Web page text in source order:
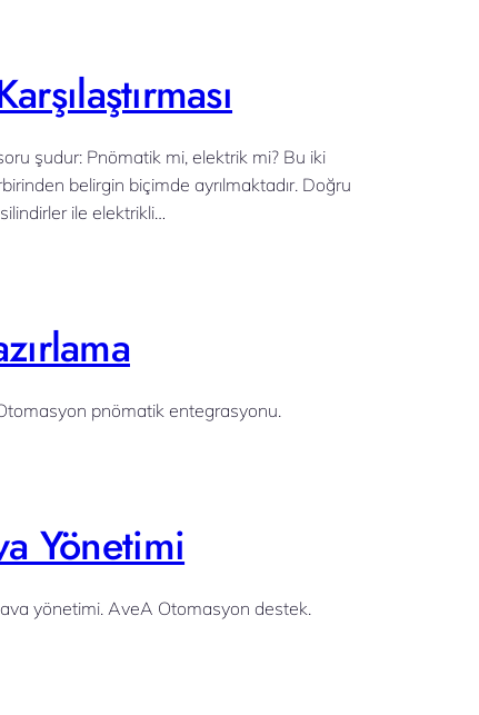
şudur: Pnömatik mi, elektrik mi? Bu iki
belirgin biçimde ayrılmaktadır. Doğru
ile elektrikli…
pnömatik entegrasyonu.
Yönetimi
yönetimi. AveA Otomasyon destek.